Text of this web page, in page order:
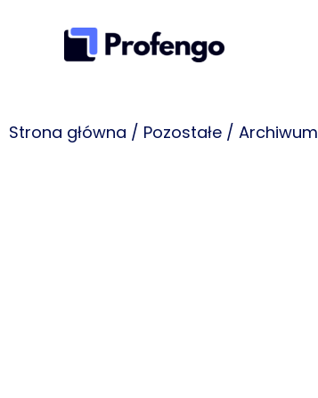
Strona główna / Pozostałe / Archiwum